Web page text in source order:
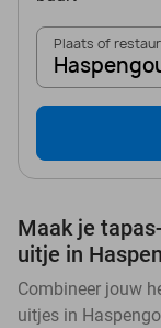
Plaats of
Maak je
uitje in
Combineer jouw
uitjes in